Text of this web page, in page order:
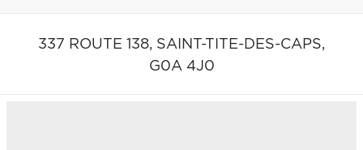
337 ROUTE 138, SAINT-TITE-DES-CAPS,
G0A 4J0